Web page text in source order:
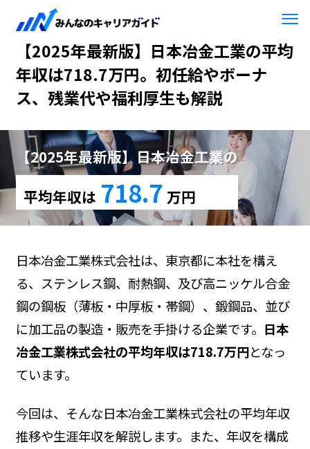
HOME 【2025年最新版】日本冶金工業
【2025年最新版】日本冶金工業の平均
年収は718.7万円。初任給やボーナ
ス、残業代や福利厚生も解説
【2025年最新版】日本冶金工業の
平均年収は 718.7 万円
日本冶金工業株式会社は、東京都に本社を構え
る、ステンレス鋼、耐熱鋼、及び高ニッケル合金
鋼の鋼板（薄板・中厚板・帯鋼）、鍛鋼品、並び
に加工品の製造・販売を手掛ける企業です。 日本
冶金工業株式会社の平均年収は718.7万円となっ
ています。
今回は、そんな日本冶金工業株式会社の平均年収
推移や生涯年収を解説します。また、年収を構成